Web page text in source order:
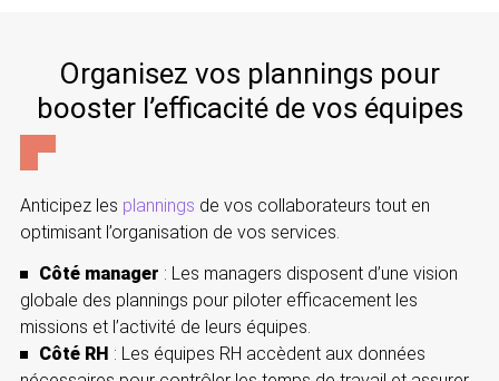
Organisez vos plannings pour
booster l’efficacité de vos équipes
Anticipez les plannings de vos collaborateurs tout en
optimisant l’organisation de vos services.
Côté manager : Les managers disposent d’une vision
globale des plannings pour piloter efficacement les
missions et l’activité de leurs équipes.
Côté RH : Les équipes RH accèdent aux données